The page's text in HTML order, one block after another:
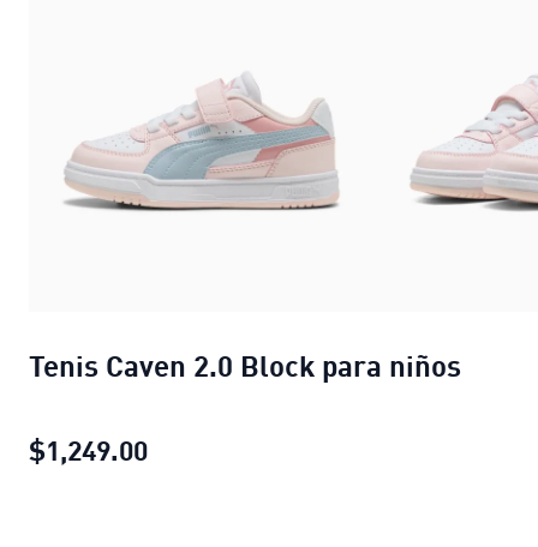
Tenis Caven 2.0 Block para niños
$1,249.00